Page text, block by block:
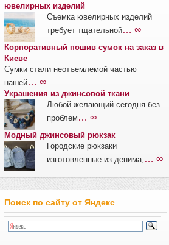
ювелирных изделий
Съемка ювелирных изделий
требует тщательной… ∞
Корпоративный пошив сумок на заказ в
Киеве
Сумки стали неотъемлемой частью
нашей… ∞
Украшения из джинсовой ткани
Любой желающий сегодня без
проблем … ∞
Модный джинсовый рюкзак
Городские рюкзаки
изготовленные из денима, … ∞
Поиск по сайту от Яндекс